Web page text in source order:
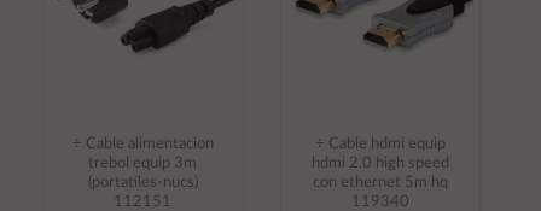
÷ Cable alimentacion
trebol equip 3m
(portatiles-nucs)
112151
÷ Cable hdmi equip
hdmi 2.0 high speed
con ethernet 5m hq
119340